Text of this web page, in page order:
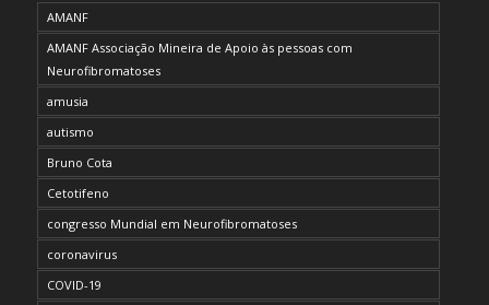
AMANF
AMANF Associação Mineira de Apoio às pessoas com
Neurofibromatoses
amusia
autismo
Bruno Cota
Cetotifeno
congresso Mundial em Neurofibromatoses
coronavirus
COVID-19